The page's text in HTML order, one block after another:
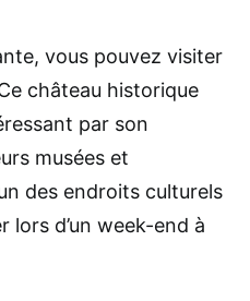
vous pouvez visiter
château historique
par son
musées et
des endroits culturels
lors d’un week-end à